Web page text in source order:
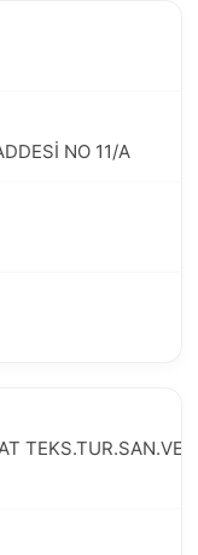
NO 11/A
TEKS.TUR.SAN.VE